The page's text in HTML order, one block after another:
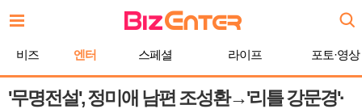
문
비즈 엔터 스페셜 라이프 포토·영상
'무명전설', 정미애 남편 조성환→'리틀 강문경'·